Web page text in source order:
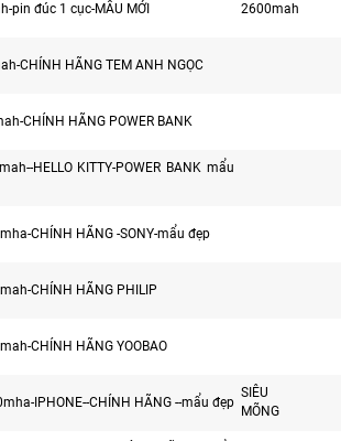
pin đúc 1 cục-MẪU MỚI 2600mah
CHÍNH HÃNG TEM ANH NGỌC
CHÍNH HÃNG POWER BANK
HELLO KITTY-POWER BANK mẩu
CHÍNH HÃNG -SONY-mẩu đẹp
CHÍNH HÃNG PHILIP
CHÍNH HÃNG YOOBAO
IPHONE--CHÍNH HÃNG --mẩu đẹp
SIÊU
MÕNG